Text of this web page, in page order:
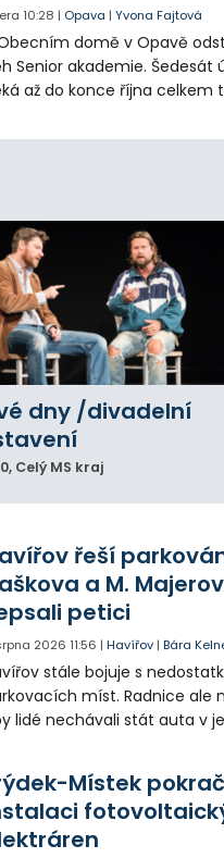
10:28 | Opava |Yvona Fajtová
domě v Opavě
Senior akademie. Šedesát
až do konce října celkem
Na závěr převezmou
dny /divadelní
, Celý MS kraj
řeší
a M.
petici
2026 11:56 |Havířov |Bára
stále bojuje s
míst. Radnice ale
lidé nechávali stát auta v
někteří obyvatelé rozhodli
Místek